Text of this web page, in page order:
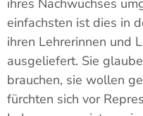
ihres Nachwuchses
einfachsten ist dies in
ihren Lehrerinnen und
ausgeliefert. Sie
brauchen, sie wollen
fürchten sich vor